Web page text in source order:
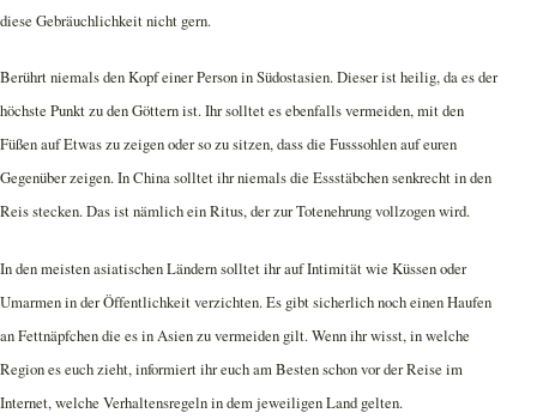
diese Gebräuchlichkeit nicht gern.
Berührt niemals den Kopf einer Person in Südostasien. Dieser ist heilig, da es der
höchste Punkt zu den Göttern ist. Ihr solltet es ebenfalls vermeiden, mit den
Füßen auf Etwas zu zeigen oder so zu sitzen, dass die Fusssohlen auf euren
Gegenüber zeigen. In China solltet ihr niemals die Essstäbchen senkrecht in den
Reis stecken. Das ist nämlich ein Ritus, der zur Totenehrung vollzogen wird.
In den meisten asiatischen Ländern solltet ihr auf Intimität wie Küssen oder
Umarmen in der Öffentlichkeit verzichten. Es gibt sicherlich noch einen Haufen
an Fettnäpfchen die es in Asien zu vermeiden gilt. Wenn ihr wisst, in welche
Region es euch zieht, informiert ihr euch am Besten schon vor der Reise im
Internet, welche Verhaltensregeln in dem jeweiligen Land gelten.